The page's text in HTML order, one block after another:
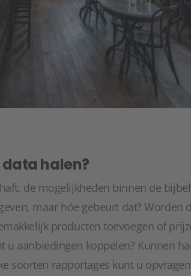
halen?
de mogelijkheden binnen de
maar hóe gebeurt dat? Worden
producten toevoegen of
aanbiedingen koppelen? Kunnen
soorten rapportages kunt u